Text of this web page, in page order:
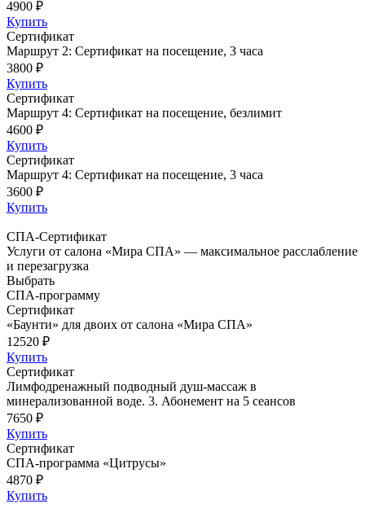
4900 ₽
Купить
Сертификат
Маршрут 2: Сертификат на посещение, 3 часа
3800 ₽
Купить
Сертификат
Маршрут 4: Сертификат на посещение, безлимит
4600 ₽
Купить
Сертификат
Маршрут 4: Сертификат на посещение, 3 часа
3600 ₽
Купить
СПА-Cертификат
Услуги от салона «Мира СПА» — максимальное расслабление
и перезагрузка
Выбрать
СПА-программу
Сертификат
«Баунти» для двоих от салона «Мира СПА»
12520 ₽
Купить
Сертификат
Лимфодренажный подводный душ-массаж в
минерализованной воде. 3. Абонемент на 5 сеансов
7650 ₽
Купить
Сертификат
СПА-программа «Цитрусы»
4870 ₽
Купить